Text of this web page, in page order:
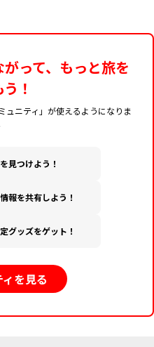
って、もっと旅を
！
ュニティ」が使えるようになりま
見つけよう！
報を共有しよう！
グッズをゲット！
を見る